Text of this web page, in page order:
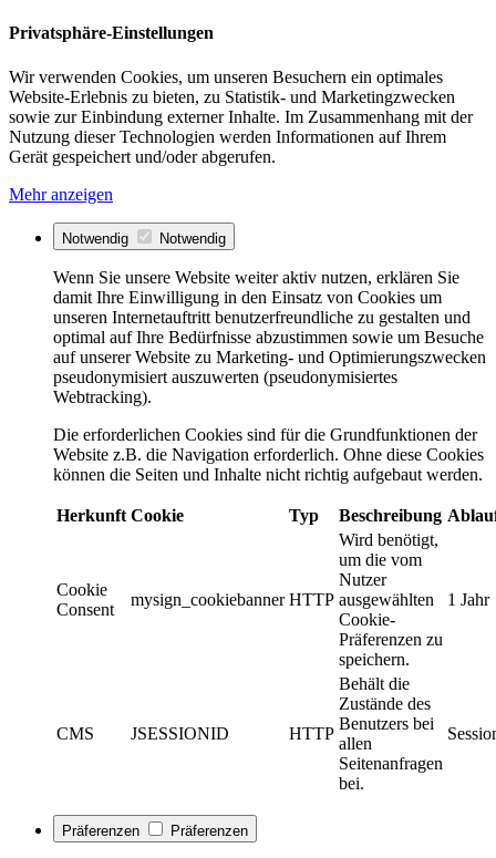
Privatsphäre-Einstellungen
Wir verwenden Cookies, um unseren Besuchern ein optimales
Website-Erlebnis zu bieten, zu Statistik- und Marketingzwecken
sowie zur Einbindung externer Inhalte. Im Zusammenhang mit der
Nutzung dieser Technologien werden Informationen auf Ihrem
Gerät gespeichert und/oder abgerufen.
Mehr anzeigen
Notwendig Notwendig
Wenn Sie unsere Website weiter aktiv nutzen, erklären Sie
damit Ihre Einwilligung in den Einsatz von Cookies um
unseren Internetauftritt benutzerfreundliche zu gestalten und
optimal auf Ihre Bedürfnisse abzustimmen sowie um Besuche
auf unserer Website zu Marketing- und Optimierungszwecken
pseudonymisiert auszuwerten (pseudonymisiertes
Webtracking).
Die erforderlichen Cookies sind für die Grundfunktionen der
Website z.B. die Navigation erforderlich. Ohne diese Cookies
können die Seiten und Inhalte nicht richtig aufgebaut werden.
Herkunft Cookie Typ Beschreibung
Cookie
Consent
mysign_cookiebanner HTTP
Wird benötigt,
um die vom
Nutzer
ausgewählten
Cookie-
Präferenzen zu
speichern.
1 Jahr
CMS JSESSIONID HTTP
Behält die
Zustände des
Benutzers bei
allen
Seitenanfragen
bei.
Präferenzen Präferenzen